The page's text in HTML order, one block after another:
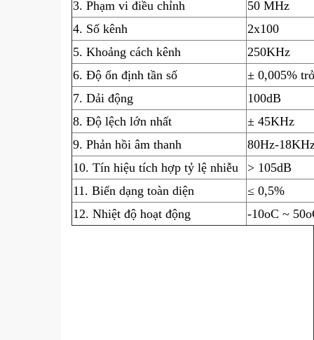
3. Phạm vi điều chỉnh
50 MHz
4. Số kênh
2x100
5. Khoảng cách kênh
250KHz
6. Độ ổn định tần số
± 0,005%
7. Dải động
100dB
8. Độ lệch lớn nhất
± 45KHz
9. Phản hồi âm thanh
80Hz-
10. Tín hiệu tích hợp tỷ lệ nhiễu
> 105dB
11. Biến dạng toàn diện
≤ 0,5%
12. Nhiệt độ hoạt động
-10oC ~